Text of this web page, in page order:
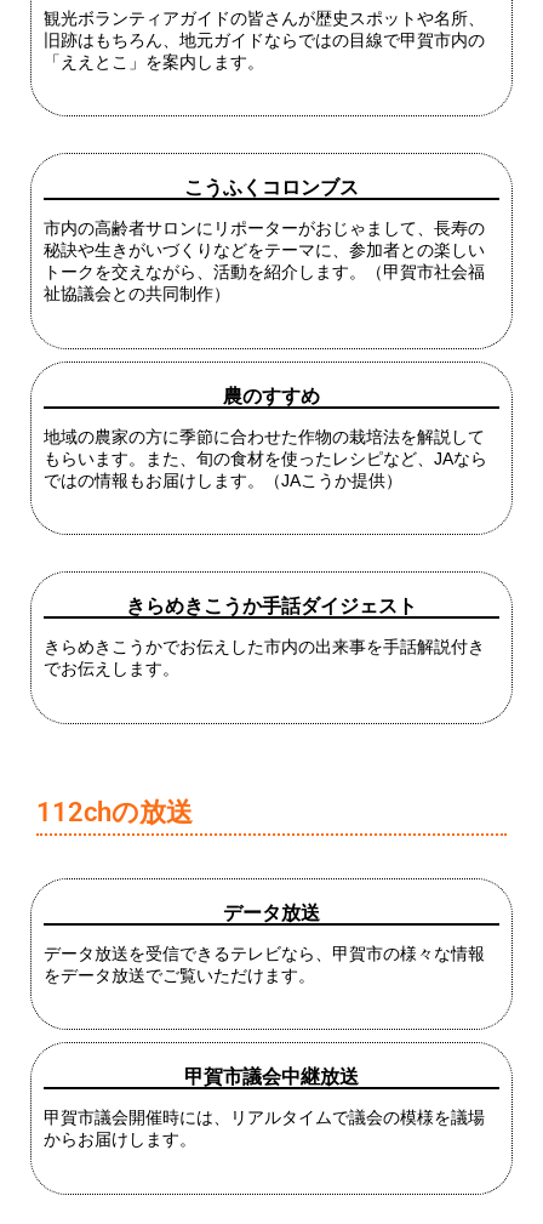
観光ボランティアガイドの皆さんが歴史スポットや名所、
旧跡はもちろん、地元ガイドならではの目線で甲賀市内の
「ええとこ」を案内します。
こうふくコロンブス
市内の高齢者サロンにリポーターがおじゃまして、長寿の
秘訣や生きがいづくりなどをテーマに、参加者との楽しい
トークを交えながら、活動を紹介します。（甲賀市社会福
祉協議会との共同制作）
農のすすめ
地域の農家の方に季節に合わせた作物の栽培法を解説して
もらいます。また、旬の食材を使ったレシピなど、JAなら
ではの情報もお届けします。（JAこうか提供）
きらめきこうか手話ダイジェスト
きらめきこうかでお伝えした市内の出来事を手話解説付き
でお伝えします。
112chの放送
データ放送
データ放送を受信できるテレビなら、甲賀市の様々な情報
をデータ放送でご覧いただけます。
甲賀市議会中継放送
甲賀市議会開催時には、リアルタイムで議会の模様を議場
からお届けします。